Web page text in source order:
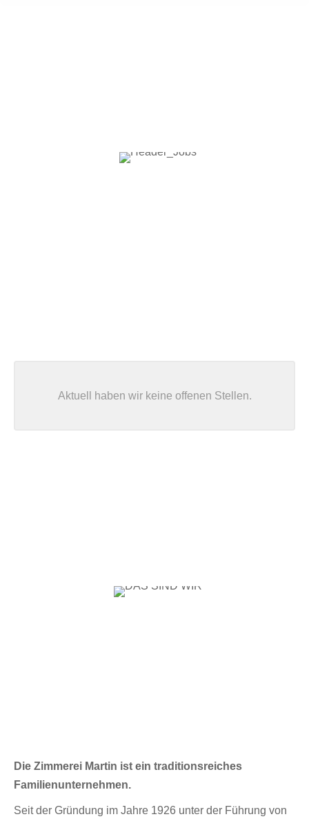
Aktuell haben wir keine offenen Stellen.
Die Zimmerei Martin ist ein traditionsreiches
Familienunternehmen.
Seit der Gründung im Jahre 1926 unter der Führung von